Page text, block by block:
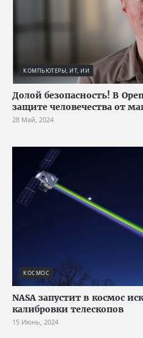
КОМПЬЮТЕРЫ, ИТ, ИИ
Долой безопасность! В
защите человечества от
28 Май, 2024
КОСМОС
NASA запустит в космос
калибровки телескопов
15 Июнь, 2024